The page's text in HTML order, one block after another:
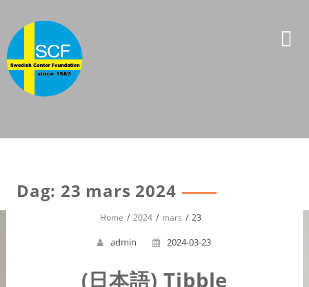
content
Dag: 23 mars 2024
Home 2024 mars 23
admin 2024-03-23
(日本語) Tibble